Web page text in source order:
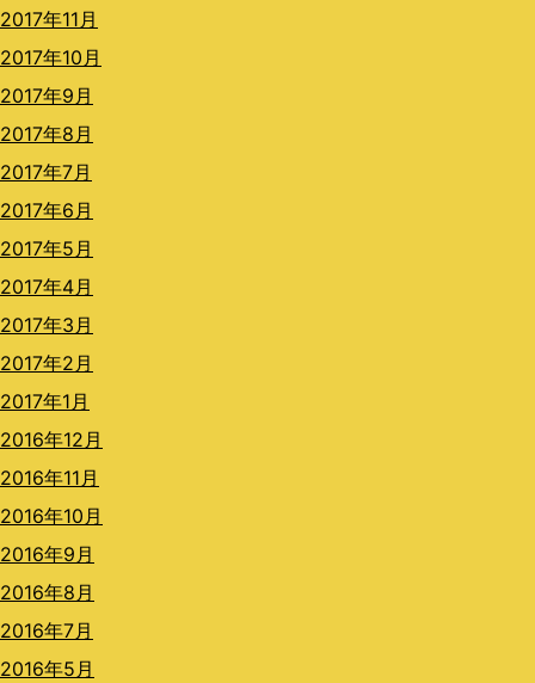
2017年11月
2017年10月
2017年9月
2017年8月
2017年7月
2017年6月
2017年5月
2017年4月
2017年3月
2017年2月
2017年1月
2016年12月
2016年11月
2016年10月
2016年9月
2016年8月
2016年7月
2016年5月